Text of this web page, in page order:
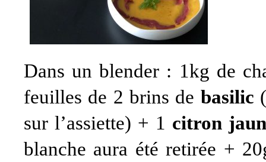
Dans un blender : 1kg de
feuilles de 2 brins de basilic
sur l’assiette) + 1 citron
blanche aura été retirée +